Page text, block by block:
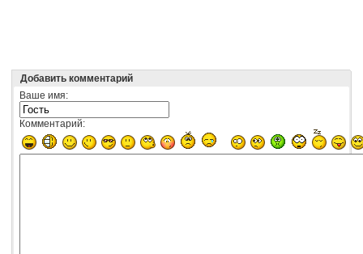
Добавить комментарий
Ваше имя:
Комментарий: